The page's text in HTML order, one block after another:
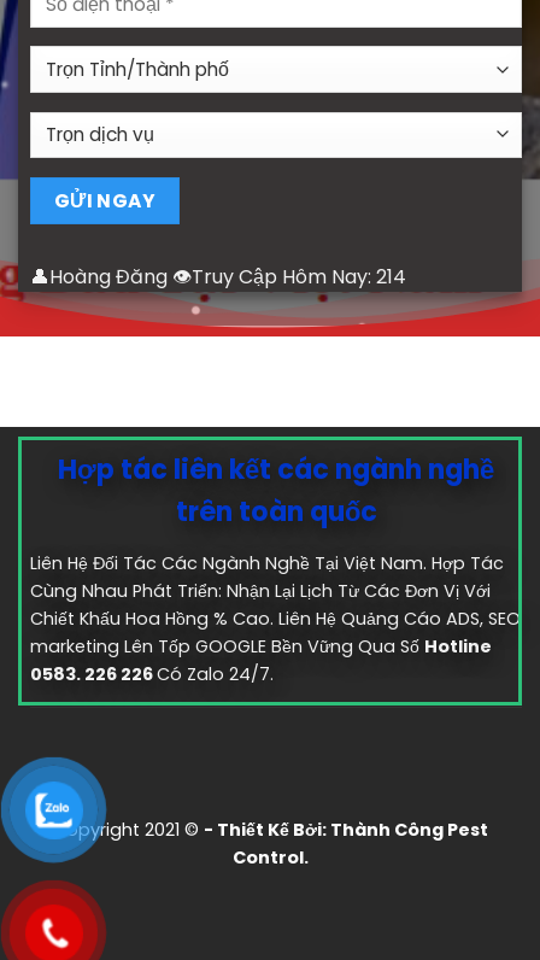
👤Hoàng Đăng 👁Truy Cập Hôm Nay: 214
Hợp tác liên kết các ngành nghề
trên toàn quốc
Liên Hệ Đối Tác Các Ngành Nghề Tại Việt Nam. Hợp Tác
Cùng Nhau Phát Triển: Nhận Lại Lịch Từ Các Đơn Vị Với
Chiết Khấu Hoa Hồng % Cao. Liên Hệ Quảng Cáo ADS, SEO
marketing Lên Tốp GOOGLE Bền Vững Qua Số Hotline
0583. 226 226Có Zalo 24/7.
Copyright 2021 © - Thiết Kế Bởi: Thành Công Pest
Control.